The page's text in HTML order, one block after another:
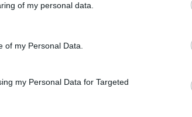
of my personal data.
of my Personal Data.
my Personal Data for Targeted